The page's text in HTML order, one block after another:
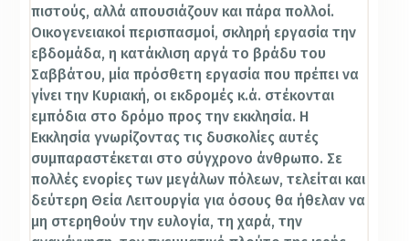
πιστούς, αλλά απουσιάζουν και πάρα πολλοί.
Οικογενειακοί περισπασμοί, σκληρή εργασία την
εβδομάδα, η κατάκλιση αργά το βράδυ του
Σαββάτου, μία πρόσθετη εργασία που πρέπει να
γίνει την Κυριακή, οι εκδρομές κ.ά. στέκονται
εμπόδια στο δρόμο προς την εκκλησία. Η
Εκκλησία γνωρίζοντας τις δυσκολίες αυτές
συμπαραστέκεται στο σύγχρονο άνθρωπο. Σε
πολλές ενορίες των μεγάλων πόλεων, τελείται και
δεύτερη Θεία Λειτουργία για όσους θα ήθελαν να
μη στερηθούν την ευλογία, τη χαρά, την